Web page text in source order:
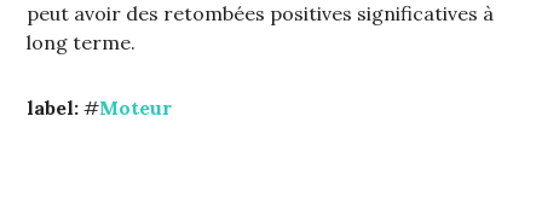
peut avoir des retombées positives significatives à
long terme.
label: #Moteur